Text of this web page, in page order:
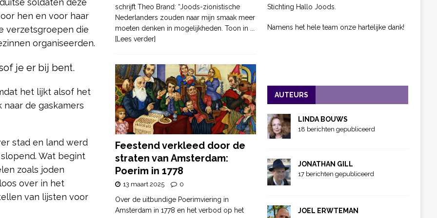
hen en voor haar
verzetsgroepen die
organiseerden.
je er bij bent.
het lijkt alsof het
naar de gaskamers
stad en land werd
Wat begint
zoals joden
over in het
van lijsten voor
schrijft Theo Brand: “Joods-zionistische
Nederlanders zouden naar mijn smaak meer
moeten denken in mogelijkheden. Toon in
[Lees verder]
Feestend verkleed door de
straten van Amsterdam:
Poerim in 1778
13 maart 2025 0
Over de uitbundige Poerimviering in
Amsterdam in 1778 en het verbod op het
Stichting Hallo Joods.
Namens het hele team onze hartelijke dank!
AUTEURS
LINDA BOUWS
18 berichten gepubliceerd
JONATHAN GILL
17 berichten gepubliceerd
JOEL ERWTEMAN